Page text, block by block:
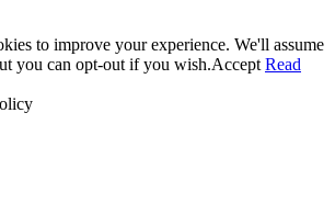
to improve your experience. We'll assume
you can opt-out if you wish.Accept Read